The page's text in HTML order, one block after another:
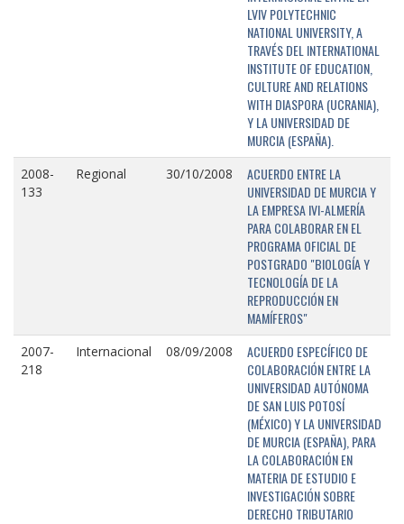
LVIV POLYTECHNIC
NATIONAL UNIVERSITY, A
TRAVÉS DEL INTERNATIONAL
INSTITUTE OF EDUCATION,
CULTURE AND RELATIONS
WITH DIASPORA (UCRANIA),
Y LA UNIVERSIDAD DE
MURCIA (ESPAÑA).
2008-
133
Regional 30/10/2008
ACUERDO ENTRE LA
UNIVERSIDAD DE MURCIA Y
LA EMPRESA IVI-ALMERÍA
PARA COLABORAR EN EL
PROGRAMA OFICIAL DE
POSTGRADO "BIOLOGÍA Y
TECNOLOGÍA DE LA
REPRODUCCIÓN EN
MAMÍFEROS"
2007-
218
Internacional 08/09/2008
ACUERDO ESPECÍFICO DE
COLABORACIÓN ENTRE LA
UNIVERSIDAD AUTÓNOMA
DE SAN LUIS POTOSÍ
(MÉXICO) Y LA UNIVERSIDAD
DE MURCIA (ESPAÑA), PARA
LA COLABORACIÓN EN
MATERIA DE ESTUDIO E
INVESTIGACIÓN SOBRE
DERECHO TRIBUTARIO